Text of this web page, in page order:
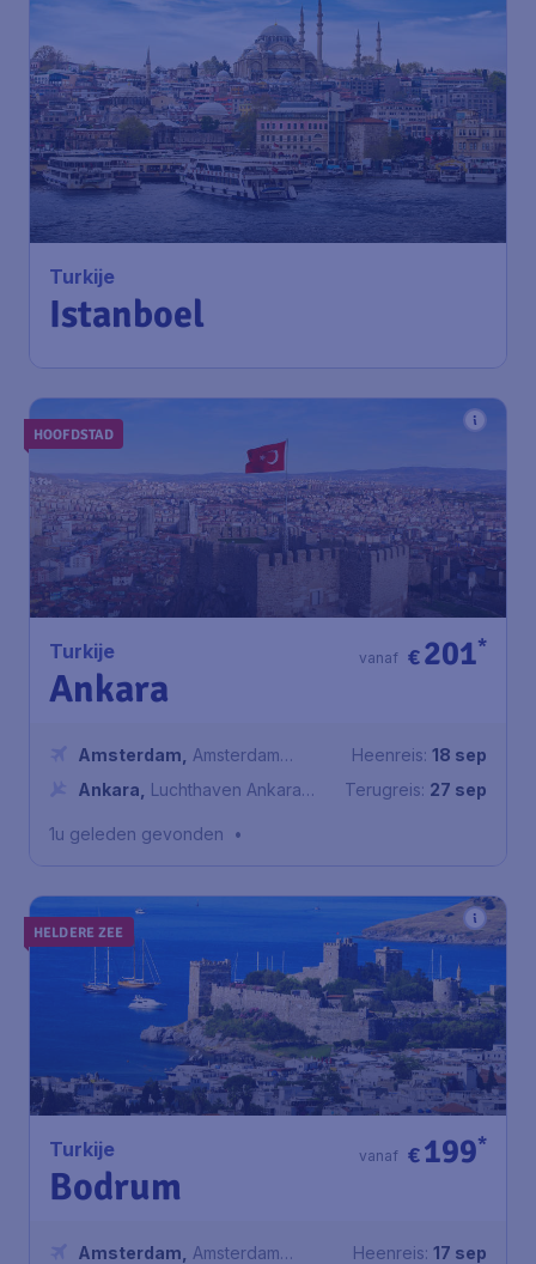
Turkije
Istanboel
€197*
Schiphol
Istanboel
HOOFDSTAD
Turkije
Ankara
€201*
vanaf
Amsterdam
Amsterdam
Airport Schiphol
Ankara
Luchthaven Ankara
Heenreis: 18 sep
Terugreis: 27 sep
1u geleden gevonden •
HELDERE ZEE
Turkije
Bodrum
€199*
vanaf
Amsterdam
Amsterdam
Heenreis: 17 sep